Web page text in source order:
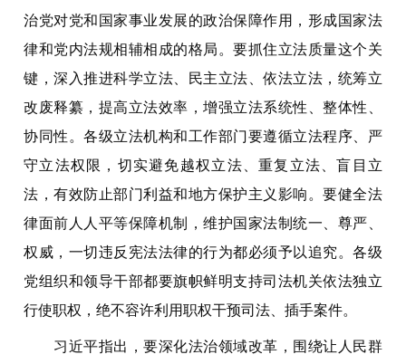
治党对党和国家事业发展的政治保障作用，形成国家法
律和党内法规相辅相成的格局。要抓住立法质量这个关
键，深入推进科学立法、民主立法、依法立法，统筹立
改废释纂，提高立法效率，增强立法系统性、整体性、
协同性。各级立法机构和工作部门要遵循立法程序、严
守立法权限，切实避免越权立法、重复立法、盲目立
法，有效防止部门利益和地方保护主义影响。要健全法
律面前人人平等保障机制，维护国家法制统一、尊严、
权威，一切违反宪法法律的行为都必须予以追究。各级
党组织和领导干部都要旗帜鲜明支持司法机关依法独立
行使职权，绝不容许利用职权干预司法、插手案件。
习近平指出，要深化法治领域改革，围绕让人民群